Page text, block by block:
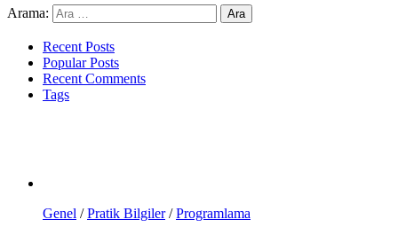
Arama:
Recent Posts
Popular Posts
Recent Comments
Tags
Genel /Pratik Bilgiler/Programlama